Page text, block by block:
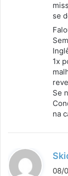
se
1x
Se
na
08/